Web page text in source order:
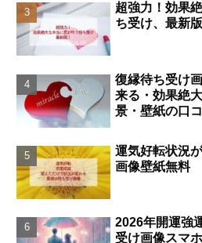
超強力！効果
ち受け、最新版
復縁待ち受け
来る・効果絶
景・壁紙の口
運気好転状況
画像壁紙無料
2026年開運強
受け画像スマ